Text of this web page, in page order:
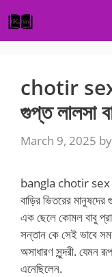
to
content
chotir sex
গুপ্ত লালসা
March 9, 2025 by
bangla chotir sex
বাড়ির ভিতরের
এক ছেলে কোমল বাবু
সন্তান কে সেই ভাবে
অসাধারণ সুন্দরী. যেমন
এনেছিলেন.